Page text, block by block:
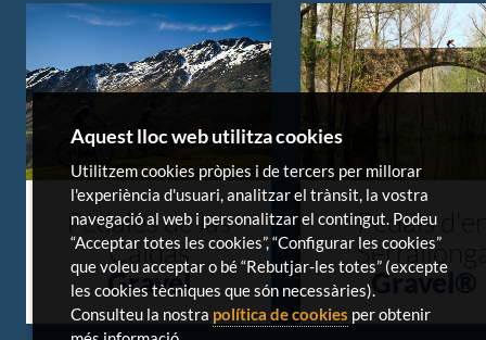
Pedales de las
Caldas
Gravel
Pedals
Gravel®
Aquest lloc web utilitza cookies
Utilitzem cookies pròpies i de tercers per millorar
l'experiència d'usuari, analitzar el trànsit, la vostra
navegació al web i personalitzar el contingut. Podeu
“Acceptar totes les cookies”, “Configurar les cookies”
que voleu acceptar o bé “Rebutjar-les totes” (excepte
les cookies tècniques que són necessàries).
Consulteu la nostra política de cookies per obtenir